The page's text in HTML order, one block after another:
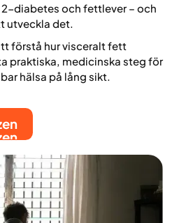
diabetes och fettlever – och
utveckla det.
förstå hur visceralt fett
praktiska, medicinska steg för
hälsa på lång sikt.